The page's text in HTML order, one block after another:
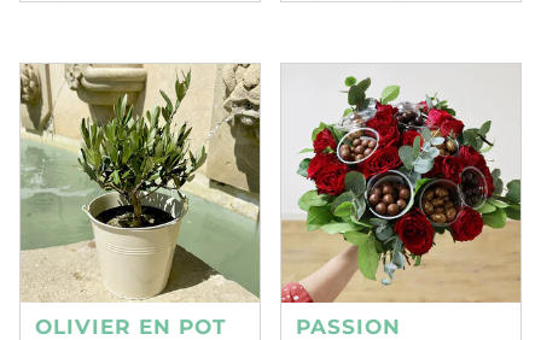
OLIVIER EN POT
PASSION